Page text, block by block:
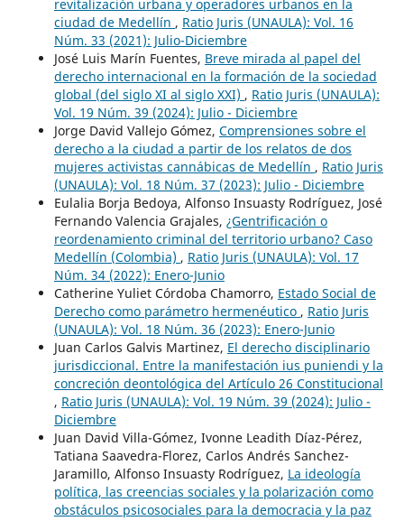
revitalización urbana y operadores urbanos en la
ciudad de Medellín , Ratio Juris (UNAULA): Vol. 16
Núm. 33 (2021): Julio-Diciembre
José Luis Marín Fuentes, Breve mirada al papel del
derecho internacional en la formación de la sociedad
global (del siglo XI al siglo XXI) , Ratio Juris (UNAULA):
Vol. 19 Núm. 39 (2024): Julio - Diciembre
Jorge David Vallejo Gómez, Comprensiones sobre el
derecho a la ciudad a partir de los relatos de dos
mujeres activistas cannábicas de Medellín , Ratio Juris
(UNAULA): Vol. 18 Núm. 37 (2023): Julio - Diciembre
Eulalia Borja Bedoya, Alfonso Insuasty Rodríguez, José
Fernando Valencia Grajales, ¿Gentrificación o
reordenamiento criminal del territorio urbano? Caso
Medellín (Colombia) , Ratio Juris (UNAULA): Vol. 17
Núm. 34 (2022): Enero-Junio
Catherine Yuliet Córdoba Chamorro, Estado Social de
Derecho como parámetro hermenéutico , Ratio Juris
(UNAULA): Vol. 18 Núm. 36 (2023): Enero-Junio
Juan Carlos Galvis Martinez, El derecho disciplinario
jurisdiccional. Entre la manifestación ius puniendi y la
concreción deontológica del Artículo 26 Constitucional
, Ratio Juris (UNAULA): Vol. 19 Núm. 39 (2024): Julio -
Diciembre
Juan David Villa-Gómez, Ivonne Leadith Díaz-Pérez,
Tatiana Saavedra-Florez, Carlos Andrés Sanchez-
Jaramillo, Alfonso Insuasty Rodríguez, La ideología
política, las creencias sociales y la polarización como
obstáculos psicosociales para la democracia y la paz